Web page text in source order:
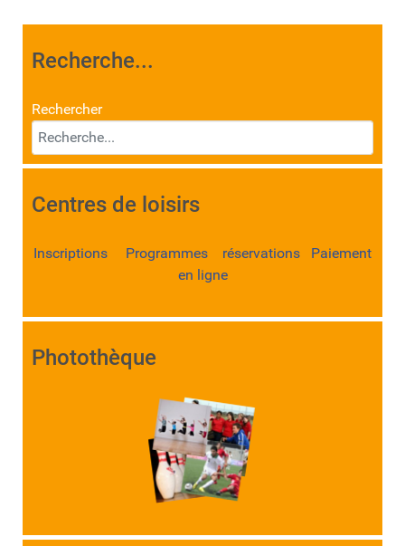
Recherche...
Rechercher
Centres de loisirs
Inscriptions Programmes réservations Paiement
en ligne
Photothèque